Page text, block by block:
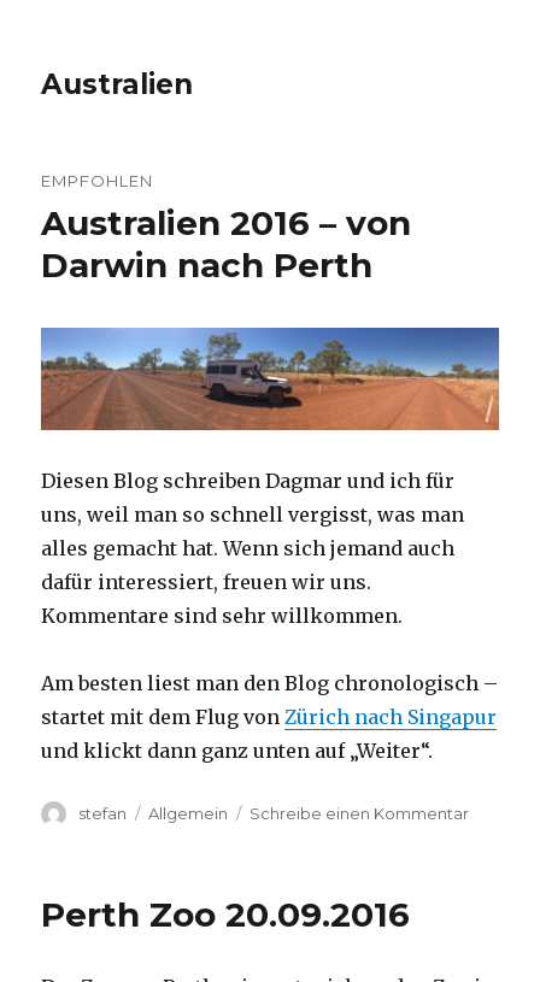
Australien
EMPFOHLEN
Australien 2016 – von
Darwin nach Perth
Diesen Blog schreiben Dagmar und ich für
uns, weil man so schnell vergisst, was man
alles gemacht hat. Wenn sich jemand auch
dafür interessiert, freuen wir uns.
Kommentare sind sehr willkommen.
Am besten liest man den Blog chronologisch –
startet mit dem Flug vonZürich nach Singapur
und klickt dann ganz unten auf „Weiter“.
Autor
stefan Kategorien
Allgemein Schreibe einen Kommentarzu
Perth Zoo 20.09.2016